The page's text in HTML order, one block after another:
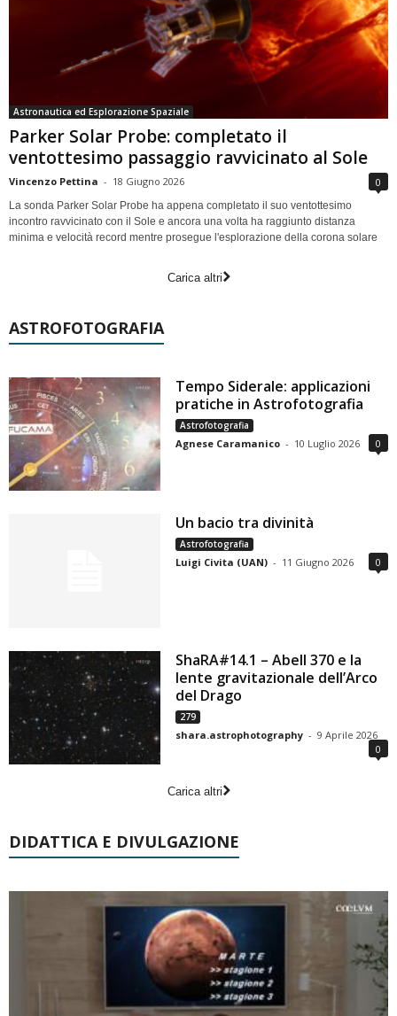
Astronautica ed Esplorazione Spaziale
Parker Solar Probe: completato il
ventottesimo passaggio ravvicinato al Sole
Vincenzo Pettina - 18 Giugno 2026 0
La sonda Parker Solar Probe ha appena completato il suo ventottesimo
incontro ravvicinato con il Sole e ancora una volta ha raggiunto distanza
minima e velocità record mentre prosegue l'esplorazione della corona solare
Carica altri
ASTROFOTOGRAFIA
Tempo Siderale: applicazioni
pratiche in Astrofotografia
Astrofotografia
Agnese Caramanico - 10 Luglio 2026 0
Un bacio tra divinità
Astrofotografia
Luigi Civita (UAN) - 11 Giugno 2026 0
ShaRA#14.1 – Abell 370 e la
lente gravitazionale dell’Arco
del Drago
279
shara.astrophotography - 9 Aprile 2026
0
Carica altri
DIDATTICA E DIVULGAZIONE